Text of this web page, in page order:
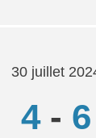
30 juillet
4- 6